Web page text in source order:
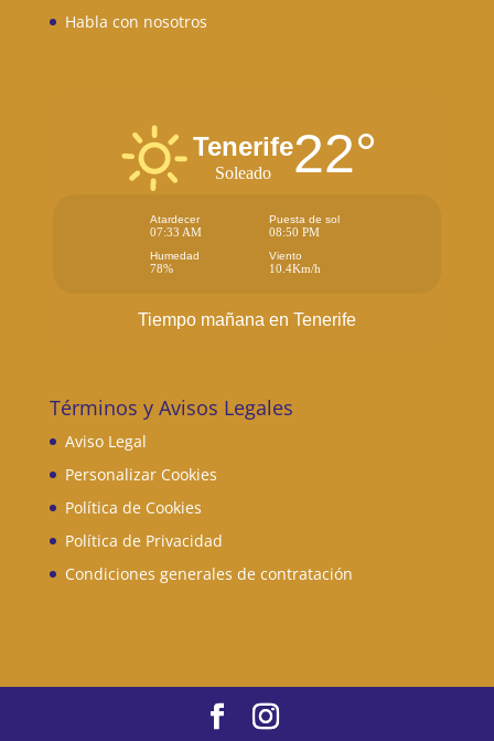
Habla con nosotros
Tenerife
Soleado 22°
Atardecer
07:33 AM
Puesta de sol
08:50 PM
Humedad
78%
Viento
10.4Km/h
Tiempo mañana en Tenerife
Términos y Avisos Legales
Aviso Legal
Personalizar Cookies
Política de Cookies
Política de Privacidad
Condiciones generales de contratación